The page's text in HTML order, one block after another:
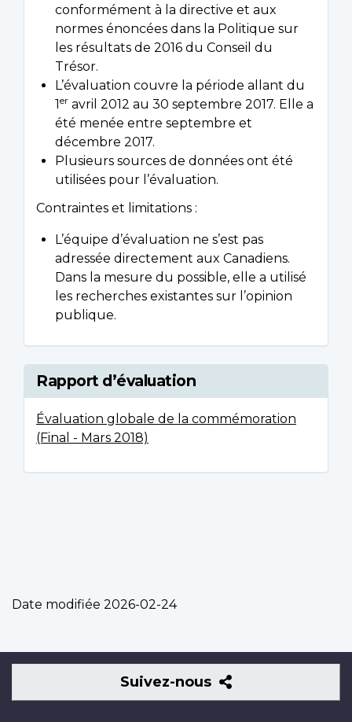
conformément à la directive et aux
normes énoncées dans la Politique sur
les résultats de 2016 du Conseil du
Trésor.
L’évaluation couvre la période allant du
1 er avril 2012 au 30 septembre 2017. Elle a
été menée entre septembre et
décembre 2017.
Plusieurs sources de données ont été
utilisées pour l’évaluation.
Contraintes et limitations :
L’équipe d’évaluation ne s’est pas
adressée directement aux Canadiens.
Dans la mesure du possible, elle a utilisé
les recherches existantes sur l’opinion
publique.
Rapport d’évaluation
Évaluation globale de la commémoration
(Final - Mars 2018)
Date modifiée 2026-02-24
Suivez-nous
Suivez-
nous